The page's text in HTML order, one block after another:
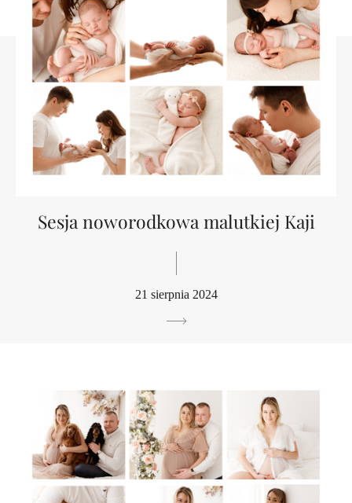
Sesja noworodkowa malutkiej Kaji
21 sierpnia 2024